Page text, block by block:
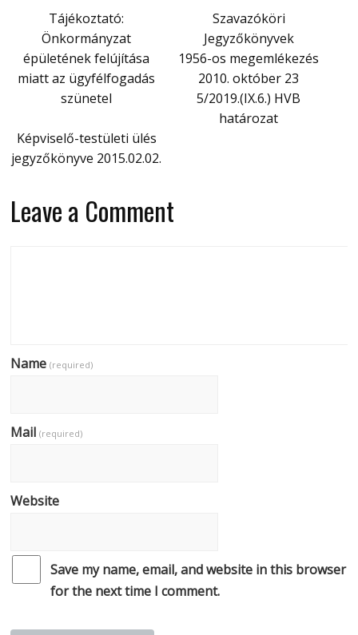
Tájékoztató:
Önkormányzat
épületének felújítása
miatt az ügyfélfogadás
szünetel
Szavazóköri
Jegyzőkönyvek
1956-os megemlékezés
2010. október 23
5/2019.(IX.6.) HVB
határozat
Képviselő-testületi ülés
jegyzőkönyve 2015.02.02.
Leave a Comment
Name(required)
Mail(required)
Website
Save my name, email, and website in this browser
for the next time I comment.